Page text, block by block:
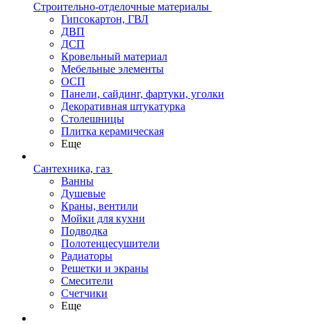
Строительно-отделочные материалы
Гипсокартон, ГВЛ
ДВП
ДСП
Кровельный материал
Мебельные элементы
ОСП
Панели, сайдинг, фартуки, уголки
Декоративная штукатурка
Столешницы
Плитка керамическая
Еще
Сантехника, газ
Ванны
Душевые
Краны, вентили
Мойки для кухни
Подводка
Полотенцесушители
Радиаторы
Решетки и экраны
Смесители
Счетчики
Еще